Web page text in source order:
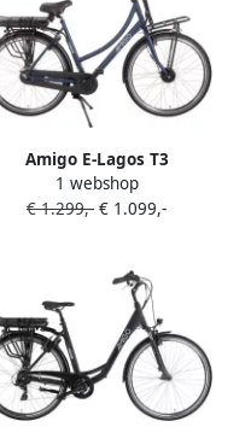
Amigo E-Lagos T3
Elektrische Fiets E-bike 28
Inch 50 cm Damesfiets 7
1 webshop
€ 1.299,- € 1.099,-